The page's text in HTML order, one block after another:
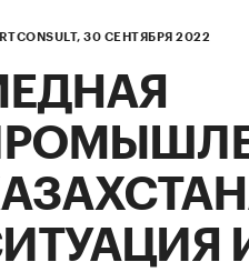
30 СЕНТЯБРЯ 2022